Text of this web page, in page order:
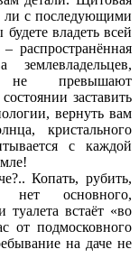
ли с последующими
владеть всей
распространённая
превышают
заставить
вернуть вам
кристального
с каждой
Копать, рубить,
основного,
встаёт «во
от подмосковного
на даче не